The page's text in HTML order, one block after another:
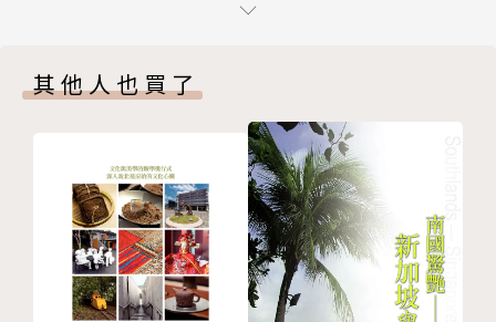
身房和泳池？
中醫師調配養生美食，搭配現採園區內種植的無毒蔬
本書特色
★報復性旅遊適用！隱藏版高ＣＰ值住宿！
沾財氣、求姻緣、增福慧，後疫情時代與神同住最安
台南 龍崎文衡殿
雲林 北港武德宮
屏東 佛光山潮州講堂
滌身心
南投 三育健康教育中心
台南 善知院
其他人也買了